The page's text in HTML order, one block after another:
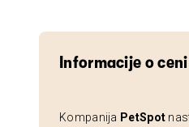
Informacije o
Kompanija PetSpot